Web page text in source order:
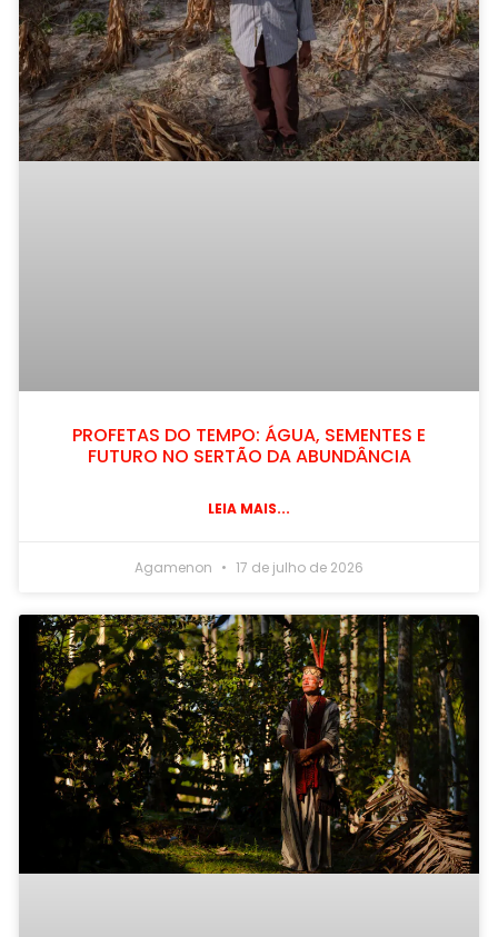
PROFETAS DO TEMPO: ÁGUA, SEMENTES E
FUTURO NO SERTÃO DA ABUNDÂNCIA
LEIA MAIS...
Agamenon 17 de julho de 2026